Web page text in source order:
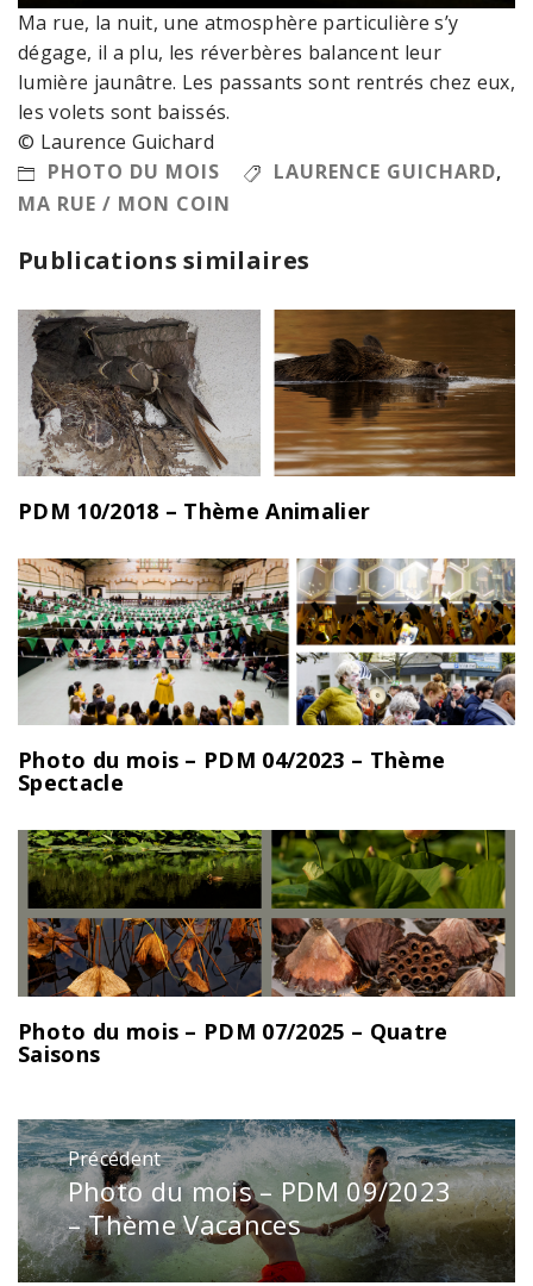
Ma rue, la nuit, une atmosphère particulière s’y
dégage, il a plu, les réverbères balancent leur
lumière jaunâtre. Les passants sont rentrés chez eux,
les volets sont baissés.
© Laurence Guichard
PHOTO DU MOIS
LAURENCE GUICHARD,
MA RUE / MON COIN
Publications similaires
PDM 10/2018 – Thème Animalier
Photo du mois – PDM 04/2023 – Thème
Spectacle
Photo du mois – PDM 07/2025 – Quatre
Saisons
Navigation
de
l’article
Précédent
Publication
précédente
:
Photo du mois – PDM 09/2023
– Thème Vacances